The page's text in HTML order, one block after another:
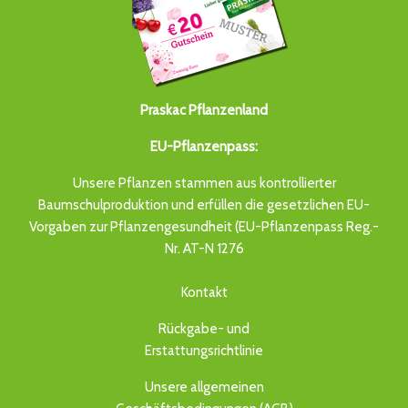
Praskac Pflanzenland
EU-Pflanzenpass:
Unsere Pflanzen stammen aus kontrollierter
Baumschulproduktion und erfüllen die gesetzlichen EU-
Vorgaben zur Pflanzengesundheit (EU-Pflanzenpass Reg.-
Nr. AT-N 1276
Kontakt
Rückgabe- und
Erstattungsrichtlinie
Unsere allgemeinen